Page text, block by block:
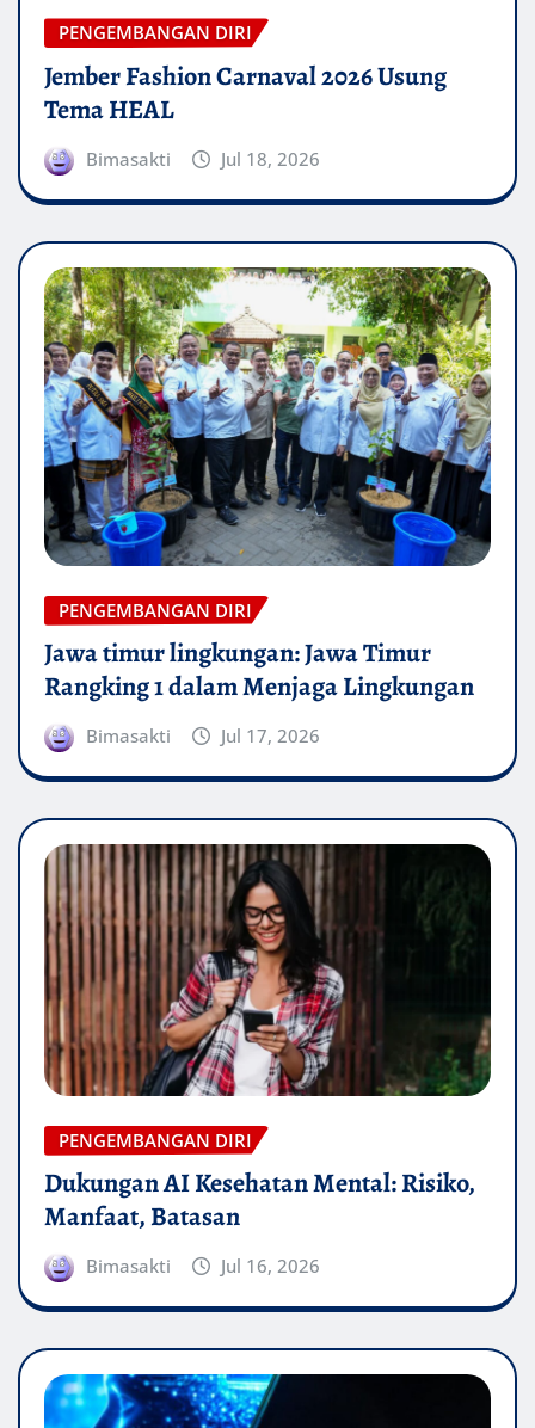
PENGEMBANGAN DIRI
Jember Fashion Carnaval 2026 Usung
Tema HEAL
Bimasakti Jul 18, 2026
PENGEMBANGAN DIRI
Jawa timur lingkungan: Jawa Timur
Rangking 1 dalam Menjaga Lingkungan
Bimasakti Jul 17, 2026
PENGEMBANGAN DIRI
Dukungan AI Kesehatan Mental: Risiko,
Manfaat, Batasan
Bimasakti Jul 16, 2026